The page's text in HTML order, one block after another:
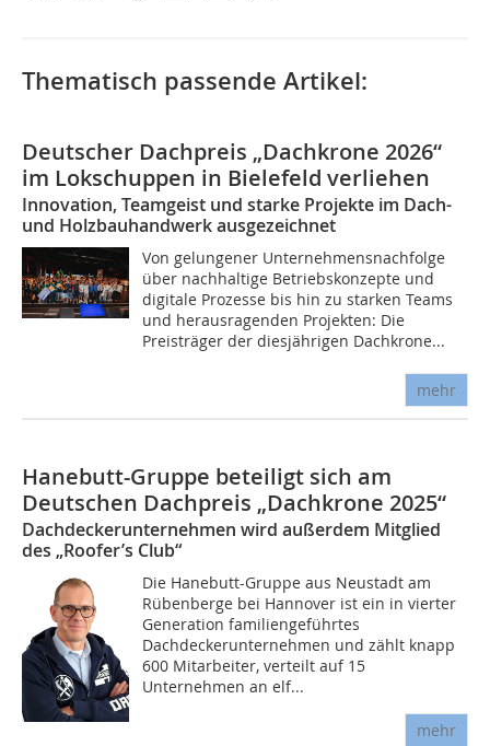
Thematisch passende Artikel:
Deutscher Dachpreis „Dachkrone 2026“
im Lokschuppen in Bielefeld verliehen
Innovation, Teamgeist und starke Projekte im Dach-
und Holzbauhandwerk ausgezeichnet
Von gelungener Unternehmensnachfolge
über nachhaltige Betriebskonzepte und
digitale Prozesse bis hin zu starken Teams
und herausragenden Projekten: Die
Preisträger der diesjährigen Dachkrone...
mehr
Hanebutt-Gruppe beteiligt sich am
Deutschen Dachpreis „Dachkrone 2025“
Dachdeckerunternehmen wird außerdem Mitglied
des „Roofer’s Club“
Die Hanebutt-Gruppe aus Neustadt am
Rübenberge bei Hannover ist ein in vierter
Generation familiengeführtes
Dachdeckerunternehmen und zählt knapp
600 Mitarbeiter, verteilt auf 15
Unternehmen an elf...
mehr